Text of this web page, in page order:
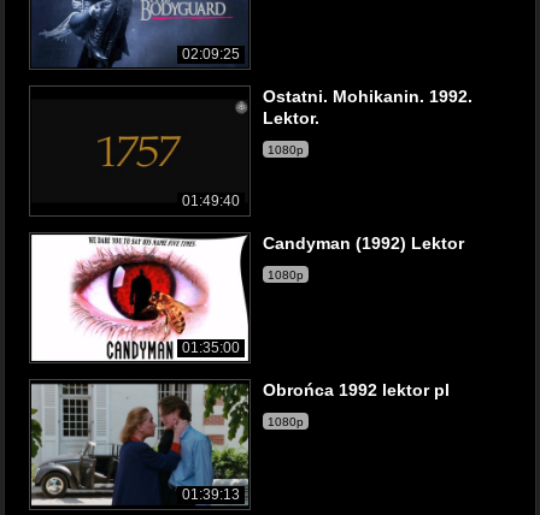
02:09:25
01:49:40
Ostatni. Mohikanin. 1992.
Lektor.
1080p
01:35:00
Candyman (1992) Lektor
1080p
01:39:13
Obrońca 1992 lektor pl
1080p